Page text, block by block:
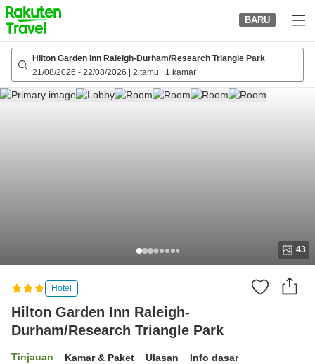
to
top
page
BARU
Hilton Garden Inn Raleigh-Durham/Research Triangle Park
21/08/2026 - 22/08/2026 2 tamu 1 kamar
43
Hotel
Hilton Garden Inn Raleigh-
Durham/Research Triangle Park
Tinjauan Kamar & Paket Ulasan Info dasar